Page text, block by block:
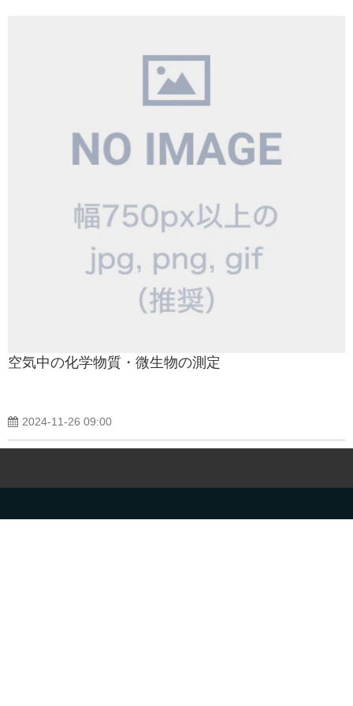
空気中の化学物質・微生物の測定
2024-11-26 09:00